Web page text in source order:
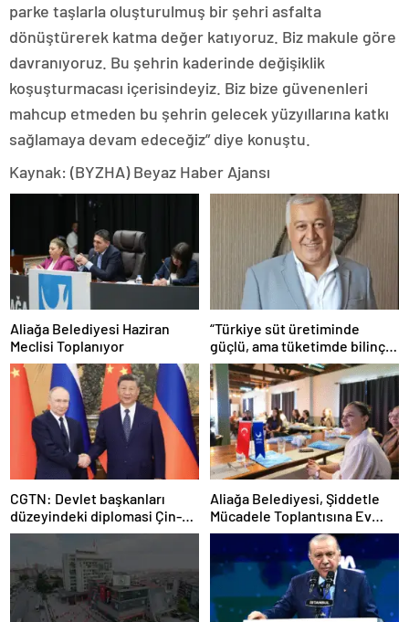
parke taşlarla oluşturulmuş bir şehri asfalta
dönüştürerek katma değer katıyoruz. Biz makule göre
davranıyoruz. Bu şehrin kaderinde değişiklik
koşuşturmacası içerisindeyiz. Biz bize güvenenleri
mahcup etmeden bu şehrin gelecek yüzyıllarına katkı
sağlamaya devam edeceğiz” diye konuştu.
Kaynak: (BYZHA) Beyaz Haber Ajansı
Aliağa Belediyesi Haziran
Meclisi Toplanıyor
“Türkiye süt üretiminde
güçlü, ama tüketimde bilinç
şart”
CGTN: Devlet başkanları
düzeyindeki diplomasi Çin-
Rusya arasındaki büyüyen
ortaklığı güçlendiriyor
Aliağa Belediyesi, Şiddetle
Mücadele Toplantısına Ev
Sahipliği Yaptı